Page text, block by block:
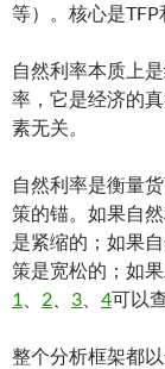
等）。核心是TFP
自然利率本质上
率，它是经济的
素无关。
自然利率是衡量
策的锚。如果自
是紧缩的；如果
策是宽松的；如
1
2 3 4可以
整个分析框架都